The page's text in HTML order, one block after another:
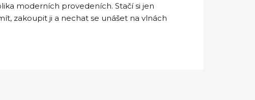
moderních provedeních. Stačí si jen
zakoupit ji a nechat se unášet na vlnách